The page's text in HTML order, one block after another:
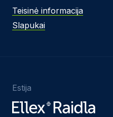
Teisinė informacija
Slapukai
Estija